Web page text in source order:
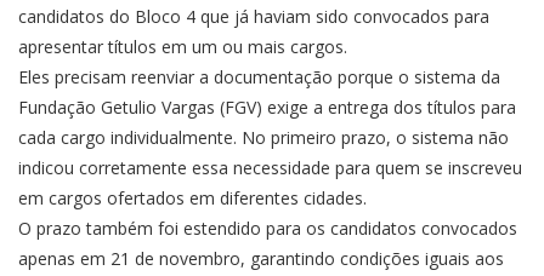
candidatos do Bloco 4 que já haviam sido convocados para
apresentar títulos em um ou mais cargos.
Eles precisam reenviar a documentação porque o sistema da
Fundação Getulio Vargas (FGV) exige a entrega dos títulos para
cada cargo individualmente. No primeiro prazo, o sistema não
indicou corretamente essa necessidade para quem se inscreveu
em cargos ofertados em diferentes cidades.
O prazo também foi estendido para os candidatos convocados
apenas em 21 de novembro, garantindo condições iguais aos